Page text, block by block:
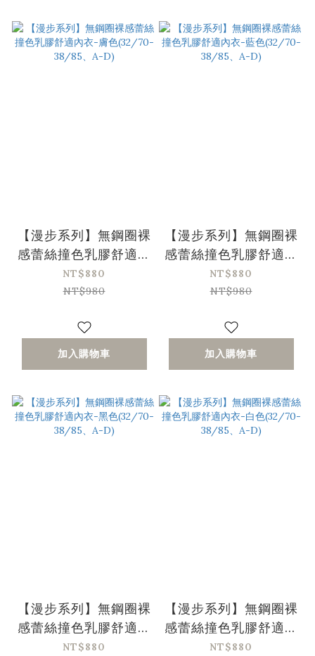
【漫步系列】無鋼圈裸
感蕾絲撞色乳膠舒適內
衣-膚色(32/70-
38/85、A-D)
NT$880
NT$980
加入購物車
【漫步系列】無鋼圈裸
感蕾絲撞色乳膠舒適內
衣-藍色(32/70-
38/85、A-D)
NT$880
NT$980
加入購物車
【漫步系列】無鋼圈裸
感蕾絲撞色乳膠舒適內
衣-黑色(32/70-
NT$880
【漫步系列】無鋼圈裸
感蕾絲撞色乳膠舒適內
衣-白色(32/70-
NT$880